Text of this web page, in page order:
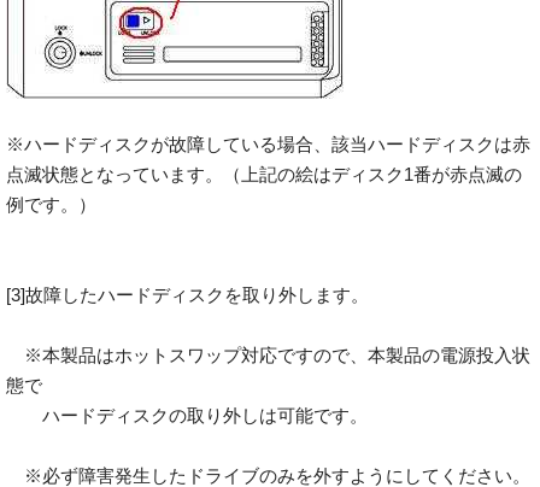
※ハードディスクが故障している場合、該当ハードディスクは赤
点滅状態となっています。（上記の絵はディスク1番が赤点滅の
例です。）
[3]故障したハードディスクを取り外します。
※本製品はホットスワップ対応ですので、本製品の電源投入状
態で
ハードディスクの取り外しは可能です。
※必ず障害発生したドライブのみを外すようにしてください。